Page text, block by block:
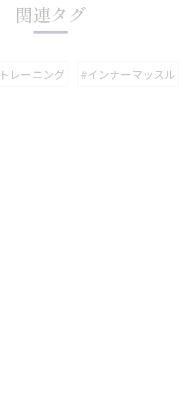
関連タグ
レーニング #インナーマッスル